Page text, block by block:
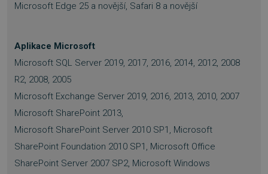
Microsoft Edge 25 a novější, Safari 8 a novější
Aplikace Microsoft
Microsoft SQL Server 2019, 2017, 2016, 2014, 2012, 2008
R2, 2008, 2005
Microsoft Exchange Server 2019, 2016, 2013, 2010, 2007
Microsoft SharePoint 2013,
Microsoft SharePoint Server 2010 SP1, Microsoft
SharePoint Foundation 2010 SP1, Microsoft Office
SharePoint Server 2007 SP2, Microsoft Windows
PHPSESSID
PHP.net
.www.sw.cz